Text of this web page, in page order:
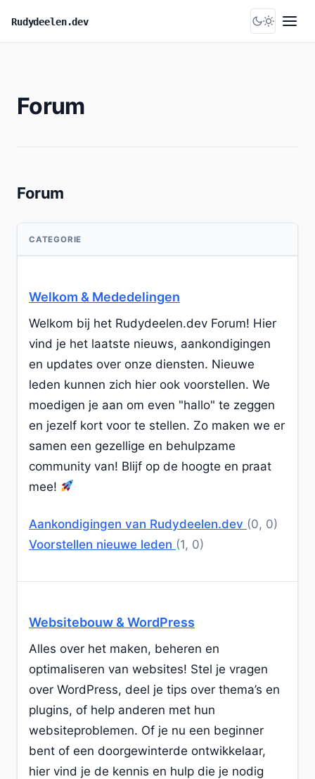
content
Rudydeelen.dev Menu
Forum
Forum
CATEGORIE
Welkom & Mededelingen
Welkom bij het Rudydeelen.dev Forum! Hier
vind je het laatste nieuws, aankondigingen
en updates over onze diensten. Nieuwe
leden kunnen zich hier ook voorstellen. We
moedigen je aan om even "hallo" te zeggen
en jezelf kort voor te stellen. Zo maken we er
samen een gezellige en behulpzame
community van! Blijf op de hoogte en praat
mee!
Aankondigingen van Rudydeelen.dev (0, 0)
Voorstellen nieuwe leden (1, 0)
Websitebouw & WordPress
Alles over het maken, beheren en
optimaliseren van websites! Stel je vragen
over WordPress, deel je tips over thema’s en
plugins, of help anderen met hun
websiteproblemen. Of je nu een beginner
bent of een doorgewinterde ontwikkelaar,
hier vind je de kennis en hulp die je nodig